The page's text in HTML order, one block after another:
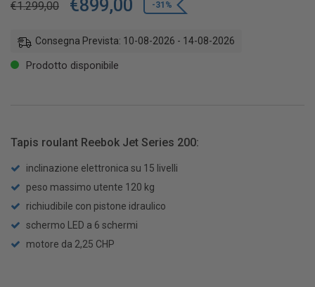
€1.299,00 €899,00 -31%
Consegna Prevista: 10-08-2026 - 14-08-2026
Prodotto disponibile
Tapis roulant Reebok Jet Series 200:
inclinazione elettronica su 15 livelli
peso massimo utente 120 kg
richiudibile con pistone idraulico
schermo LED a 6 schermi
motore da 2,25 CHP